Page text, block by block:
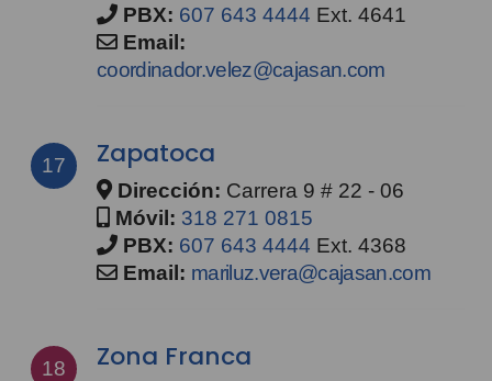
PBX: 607 643 4444 Ext. 4641
Email:
coordinador.velez@cajasan.com
17 Zapatoca
Dirección: Carrera 9 # 22 - 06
Móvil: 318 271 0815
PBX: 607 643 4444 Ext. 4368
Email: mariluz.vera@cajasan.com
18 Zona Franca